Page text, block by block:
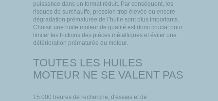
puissance dans un format réduit. Par conséquent, les
risques de surchauffe, pression trop élevée ou encore
dégradation prématurée de l’huile sont plus importants.
Choisir une huile moteur de qualité est donc crucial pour
limiter les frictions des pièces métalliques et éviter une
détérioration prématurée du moteur.
TOUTES LES HUILES
MOTEUR NE SE VALENT PAS
15 000 heures de recherche, d'essais et de